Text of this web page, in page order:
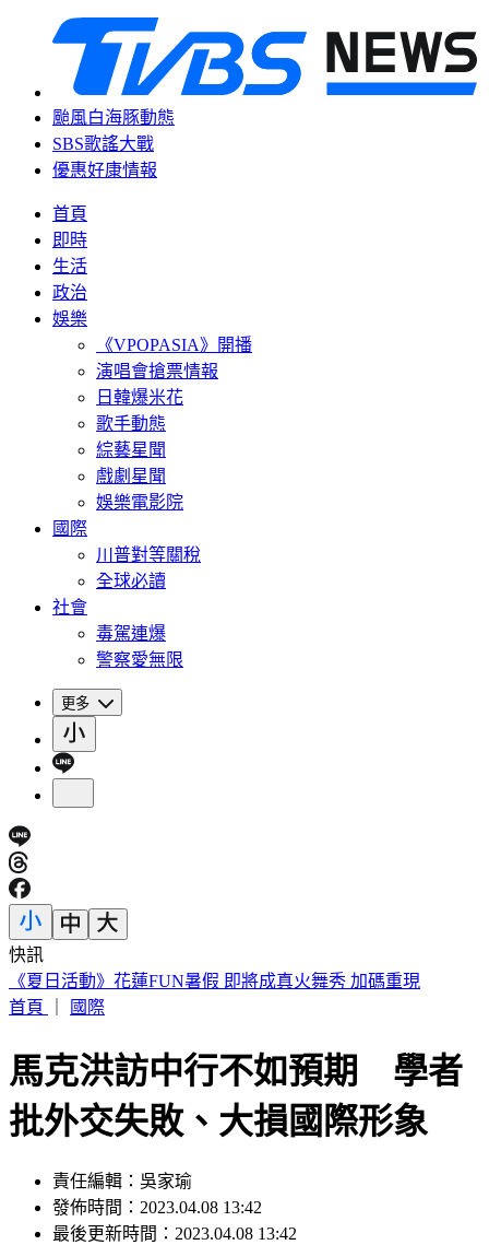
颱風白海豚動態
SBS歌謠大戰
優惠好康情報
首頁
即時
生活
政治
娛樂
《VPOPASIA》開播
演唱會搶票情報
日韓爆米花
歌手動態
綜藝星聞
戲劇星聞
娛樂電影院
國際
川普對等關稅
全球必讀
社會
毒駕連爆
警察愛無限
更多
快訊
快訊／宜蘭2層樓民宅起火「全面燃燒」 2童急逃
首頁
國際
馬克洪訪中行不如預期 學者
批外交失敗、大損國際形象
責任編輯：吳家瑜
發佈時間：2023.04.08 13:42
最後更新時間：2023.04.08 13:42